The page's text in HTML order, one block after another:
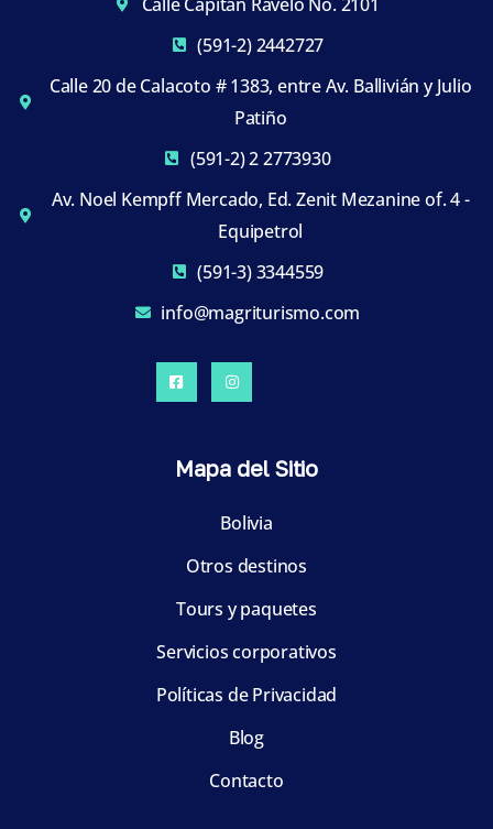
(591-2) 2442727
Calle 20 de Calacoto # 1383, entre Av. Ballivián y Julio
Patiño
(591-2) 2 2773930
Av. Noel Kempff Mercado, Ed. Zenit Mezanine of. 4 -
Equipetrol
(591-3) 3344559
info@magriturismo.com
Mapa del Sitio
Bolivia
Otros destinos
Tours y paquetes
Servicios corporativos
Políticas de Privacidad
Blog
Contacto